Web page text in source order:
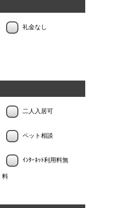
礼金なし
二人入居可
ペット相談
ｲﾝﾀｰﾈｯﾄ利用料無
料